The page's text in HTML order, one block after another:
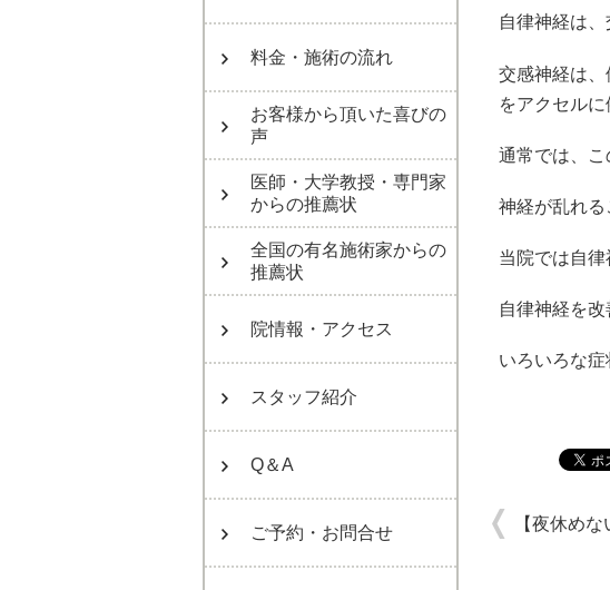
料金・施術の流れ
お客様から頂いた喜びの
声
医師・大学教授・専門家
からの推薦状
全国の有名施術家からの
推薦状
院情報・アクセス
スタッフ紹介
Q＆A
ご予約・お問合せ
自律神経は
交感神経は
をアクセル
通常では、こ
神経が乱れる
当院では自律
自律神経を
いろいろな症
【夜休め